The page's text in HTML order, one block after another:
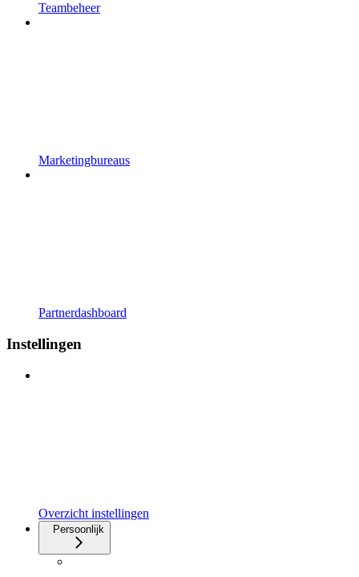
Teambeheer
Marketingbureaus
Partnerdashboard
Instellingen
Overzicht instellingen
Persoonlijk